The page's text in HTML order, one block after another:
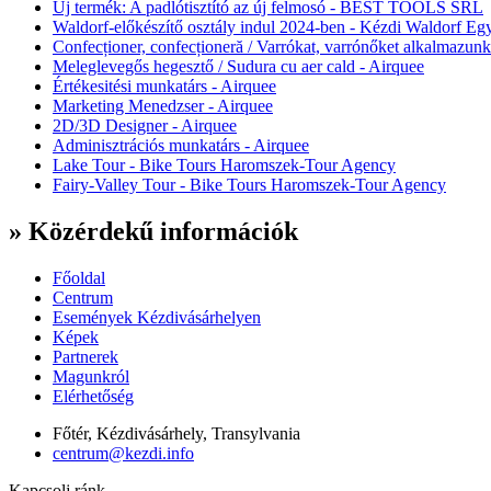
Új termék: A padlótisztító az új felmosó - BEST TOOLS SRL
Waldorf-előkészítő osztály indul 2024-ben - Kézdi Waldorf
Confecționer, confecționeră / Varrókat, varrónőket
Meleglevegős hegesztő / Sudura cu aer cald - Airquee
Értékesitési munkatárs - Airquee
Marketing Menedzser - Airquee
2D/3D Designer - Airquee
Adminisztrációs munkatárs - Airquee
Lake Tour - Bike Tours Haromszek-Tour Agency
Fairy-Valley Tour - Bike Tours Haromszek-Tour Agency
» Közérdekű információk
Főoldal
Centrum
Események Kézdivásárhelyen
Képek
Partnerek
Magunkról
Elérhetőség
Főtér, Kézdivásárhely, Transylvania
centrum@kezdi.info